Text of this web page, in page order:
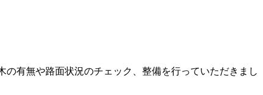
有無や路面状況のチェック、整備を行っていただきまし